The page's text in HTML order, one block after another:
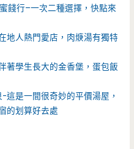
餞行–一次二種選擇，快點來
地人熱門愛店，肉焿湯有獨特
著學生長大的金香堡，蛋包飯
是一間很奇妙的平價湯屋，
的划算好去處